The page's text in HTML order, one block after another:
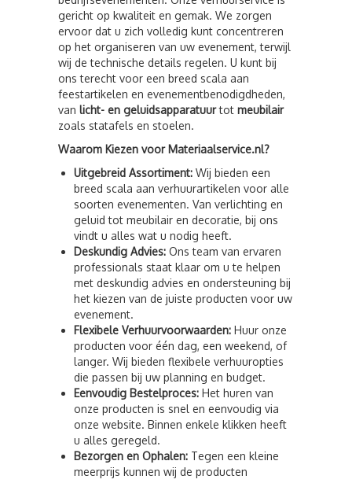
gericht op kwaliteit en gemak. We zorgen
ervoor dat u zich volledig kunt concentreren
op het organiseren van uw evenement, terwijl
wij de technische details regelen. U kunt bij
ons terecht voor een breed scala aan
feestartikelen en evenementbenodigdheden,
van licht- en geluidsapparatuurtot meubilair
zoals statafels en stoelen.
Waarom Kiezen voor Materiaalservice.nl?
Uitgebreid Assortiment: Wij bieden een
breed scala aan verhuurartikelen voor alle
soorten evenementen. Van verlichting en
geluid tot meubilair en decoratie, bij ons
vindt u alles wat u nodig heeft.
Deskundig Advies: Ons team van ervaren
professionals staat klaar om u te helpen
met deskundig advies en ondersteuning bij
het kiezen van de juiste producten voor uw
evenement.
Flexibele Verhuurvoorwaarden: Huur onze
producten voor één dag, een weekend, of
langer. Wij bieden flexibele verhuuropties
die passen bij uw planning en budget.
Eenvoudig Bestelproces: Het huren van
onze producten is snel en eenvoudig via
onze website. Binnen enkele klikken heeft
u alles geregeld.
Bezorgen en Ophalen: Tegen een kleine
meerprijs kunnen wij de producten